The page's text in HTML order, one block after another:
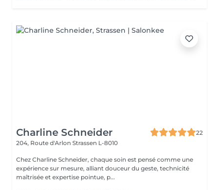
Charline Schneider
22
204, Route d'Arlon Strassen L-8010
Chez Charline Schneider, chaque soin est pensé comme une
expérience sur mesure, alliant douceur du geste, technicité
maîtrisée et expertise pointue, p...